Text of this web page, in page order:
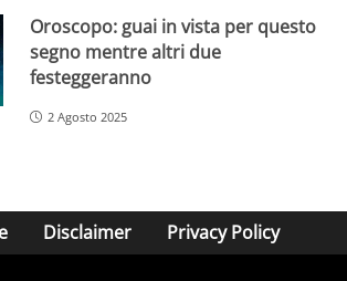
Oroscopo: guai in vista per questo
segno mentre altri due
festeggeranno
2 Agosto 2025
Disclaimer Privacy Policy